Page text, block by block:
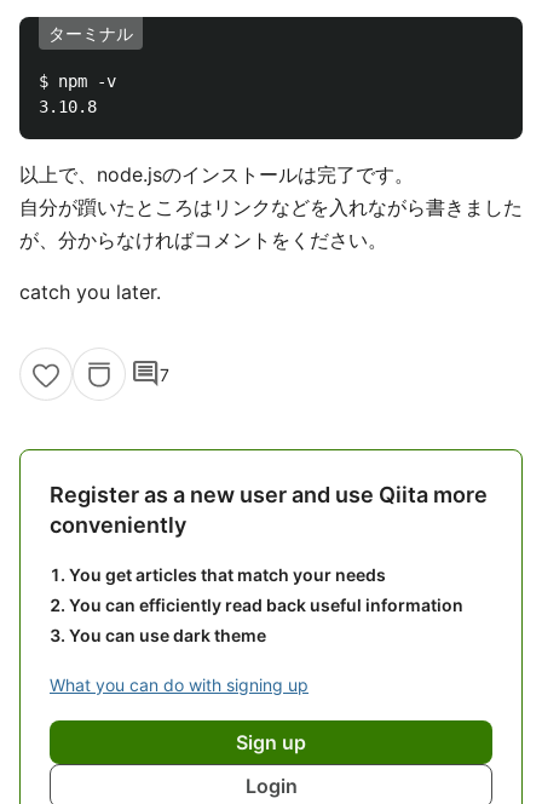
ターミナル
$ npm -v
以上で、node.jsのインストールは完了です。
自分が躓いたところはリンクなどを入れながら書きました
が、分からなければコメントをください。
catch you later.
comment7
Register as a new user and use Qiita more
conveniently
You get articles that match your needs
You can efficiently read back useful information
You can use dark theme
What you can do with signing up
Sign up
Login